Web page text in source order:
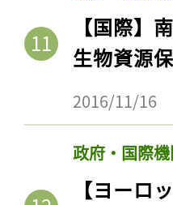
【国際】
生物資源
2016/11/16
政府・国際
【ヨーロ